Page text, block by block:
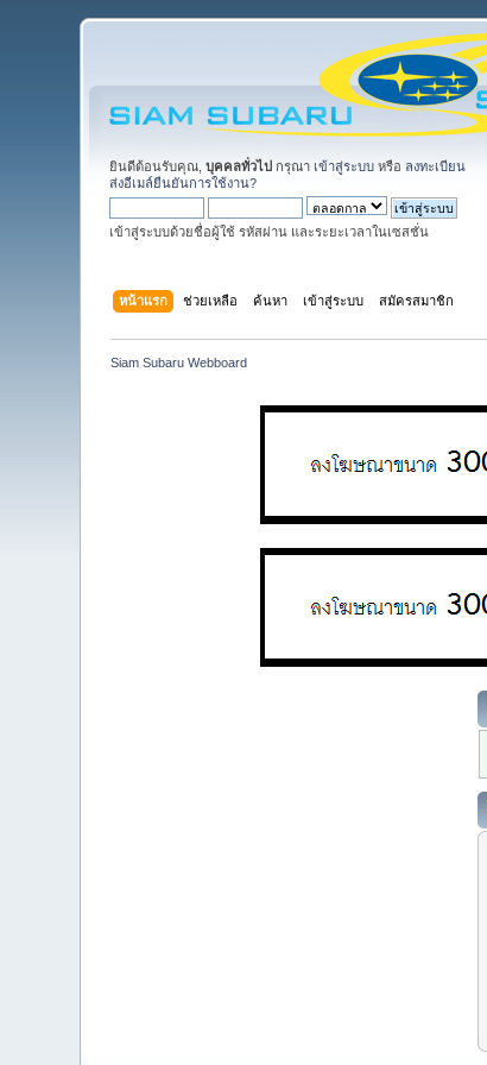
ยินดีต้อนรับคุณ,บุคคลทั่วไป กรุณา เข้าสู่ระบบ หรือ ลงทะเบียน
ส่งอีเมล์ยืนยันการใช้งาน?
เข้าสู่ระบบด้วยชื่อผู้ใช้ รหัสผ่าน และระยะเวลาในเซสชั่น
หน้าแรก ช่วยเหลือ ค้นหา เข้าสู่ระบบ สมัครสมาชิก
Siam Subaru Webboard